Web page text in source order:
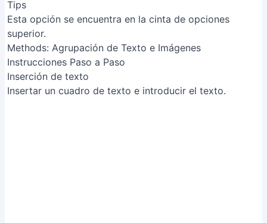
Tips
Esta opción se encuentra en la cinta de opciones
superior.
Methods: Agrupación de Texto e Imágenes
Instrucciones Paso a Paso
Inserción de texto
Insertar un cuadro de texto e introducir el texto.